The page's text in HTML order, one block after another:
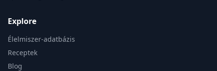
Explore
Élelmiszer-adatbázis
Receptek
Blog